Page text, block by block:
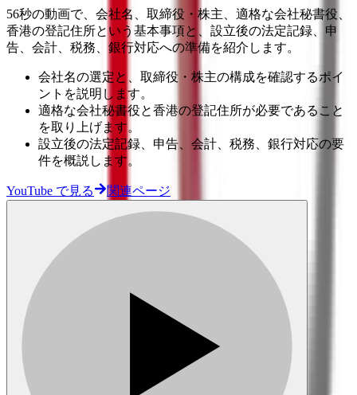
56秒の動画で、会社名、取締役・株主、適格な会社秘書役、
香港の登記住所という基本事項と、設立後の法定記録、申
告、会計、税務、銀行対応への準備を紹介します。
会社名の選定と、取締役・株主の構成を確認するポイ
ントを説明します。
適格な会社秘書役と香港の登記住所が必要であること
を取り上げます。
設立後の法定記録、申告、会計、税務、銀行対応の要
件を概説します。
YouTube で見る 関連ページ